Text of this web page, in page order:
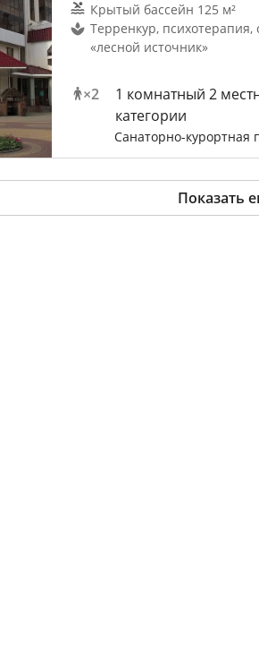
Крытый бассейн 125 м²
Терренкур,
«лесной источник»
×2
1 комнатный 2
категории
Санаторно-курортная
Показать